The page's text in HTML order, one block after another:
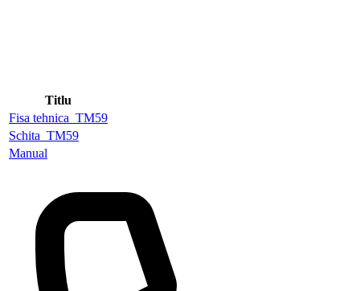
Titlu
Fisa tehnica_TM59
Schita_TM59
Manual